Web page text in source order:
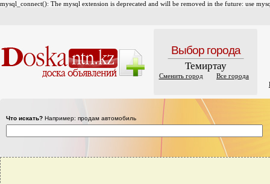
mysql_connect(): The mysql extension is deprecated and will be removed in the future: use
Выбор города
Темиртау
Сменить город
Все города
Что искать? Например: продам автомобиль